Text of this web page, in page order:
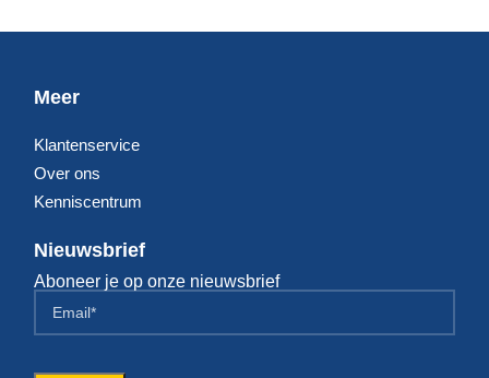
Meer
Klantenservice
Over ons
Kenniscentrum
Nieuwsbrief
Aboneer je op onze nieuwsbrief